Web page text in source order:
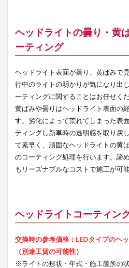
ヘッドライトの曇り・黄
ーティング
ヘッドライト表面が曇り、黄ばみで
行中のライトの明かりが気になり出
ーティングに関することはお任せく
黄ばみや曇りはヘッドライト表面の
す。劣化によって荒れてしまった表
ティングし新車時の透明感を取り戻
て素早く、頑固なヘッドライトの黄
のコーティング処理を行います。諦
もリーズナブルなコストで施工が可能
ヘッドライトコーティン
交換時の参考価格：LEDタイプのヘ
（別途工賃の可能性）
※ライトの形状・年式・施工箇所の